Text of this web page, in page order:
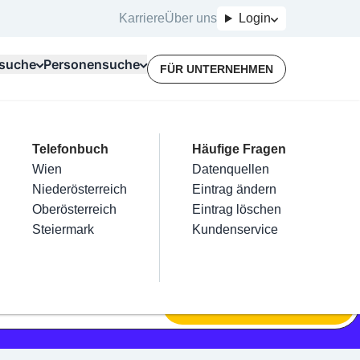
KarriereÜber uns Login
Kategorien
Friseur
Nägel
Haarentfernung
Make-Up
Für Unternehmer
Terminbuchung
Kostenlose Beratung
Top Branchen
Elektriker
Installateure
Maler & Lackierer
Branchen A-Z
Mein Firmeneintrag
Eintrag hinzufügen
Eintrag beanspruchen
Eintrag verwalten
Eintrag bewerben
Personensuche
Telefonbuch
Wien
Niederösterreich
Oberösterreich
Steiermark
Häufige Fragen
Datenquellen
Eintrag ändern
Eintrag löschen
Kundenservice
FÜR UNTERNEHMEN